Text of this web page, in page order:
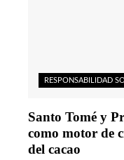
RESPONSABILIDAD
Santo Tomé y
como motor de
del cacao